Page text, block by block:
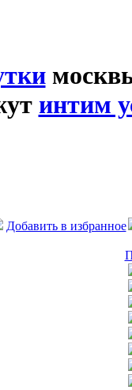
интим
Добавить в избранное